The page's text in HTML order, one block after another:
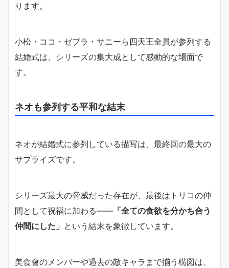
ります。
小松・ココ・ゼブラ・サニーら四天王全員が参列する
結婚式は、シリーズの集大成として感動的な場面で
す。
ネオも参列する平和な結末
ネオが結婚式に参列している描写は、最終回の最大の
サプライズです。
シリーズ最大の脅威だった存在が、最後はトリコの仲
間として祝福に加わる―― 「全ての食欲を分かち合う
仲間にした」 という結末を象徴しています。
美食會のメンバーや過去の敵キャラまで揃う構図は、